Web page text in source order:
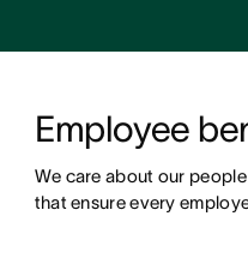
Employee
We care about our
that ensure every